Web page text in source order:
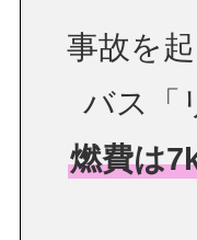
事故を
バス「
燃費は